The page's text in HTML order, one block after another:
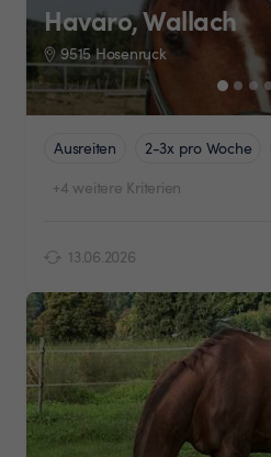
Havaro, Wallach
9515 Hosenruck
Ausreiten 2-3x pro Woche
+4 weitere Kriterien
13.06.2026